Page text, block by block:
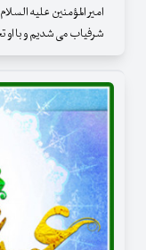
امیر المؤمنین علیه
شرفیاب می شدیم و با او